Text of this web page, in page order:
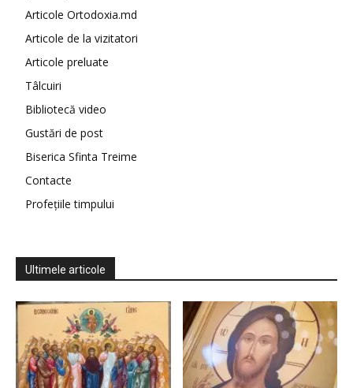
Articole Ortodoxia.md
Articole de la vizitatori
Articole preluate
Tâlcuiri
Bibliotecă video
Gustări de post
Biserica Sfinta Treime
Contacte
Profețiile timpului
Ultimele articole